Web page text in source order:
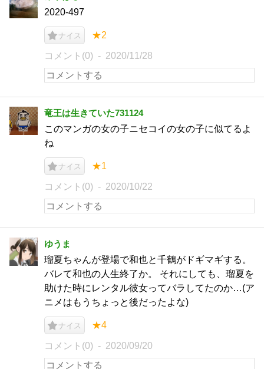
2020-497
ナイス ★2
コメント(0) 2020/11/28
竜王は生きていた731124
このマンガの女の子ニセコイの女の子に似てるよ
ね
ナイス ★1
コメント(0) 2020/10/22
ゆうま
瑠夏ちゃんが登場で和也と千鶴がドギマギする。
バレて和也の人生終了か。 それにしても、瑠夏を
助けた時にレンタル彼女ってバラしてたのか…(ア
ニメはもうちょっと後だったよな)
ナイス ★4
コメント(0) 2020/09/20